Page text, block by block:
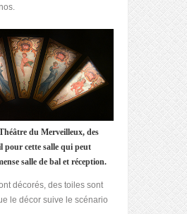
du Merveilleux, des
pour cette salle qui peut
salle de bal et réception.
décorés, des toiles sont
le décor suive le scénario